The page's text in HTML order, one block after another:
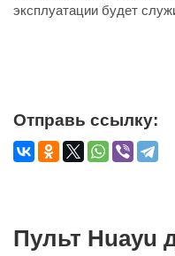
эксплуатации будет
Отправь ссылку:
Пульт Huayu